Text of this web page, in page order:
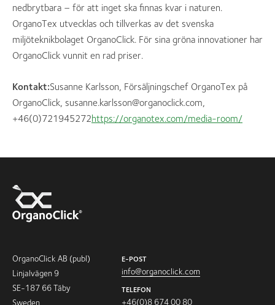
nedbrytbara – för att inget ska finnas kvar i naturen.
OrganoTex utvecklas och tillverkas av det svenska
miljöteknikbolaget OrganoClick. För sina gröna innovationer har
OrganoClick vunnit en rad priser.
Kontakt:Susanne Karlsson, Försäljningschef OrganoTex på
OrganoClick, susanne.karlsson@organoclick.com,
+46(0)721945272https://organotex.com/media-room/
OrganoClick AB (publ)
Linjalvägen 9
SE-187 66 Täby
Sweden
E-POST
info@organoclick.com
TELEFON
+46(0)8 674 00 80